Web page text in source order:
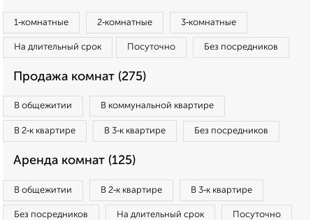
1‑комнатные 2‑комнатные 3‑комнатные
На длительный срок Посуточно Без посредников
Продажа комнат (275)
В общежитии В коммунальной квартире
В 2‑к квартире В 3‑к квартире Без посредников
Аренда комнат (125)
В общежитии В 2‑к квартире В 3‑к квартире
Без посредников На длительный срок Посуточно